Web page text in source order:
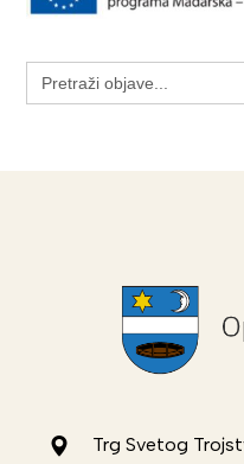
Search
for:
Trg Svetog